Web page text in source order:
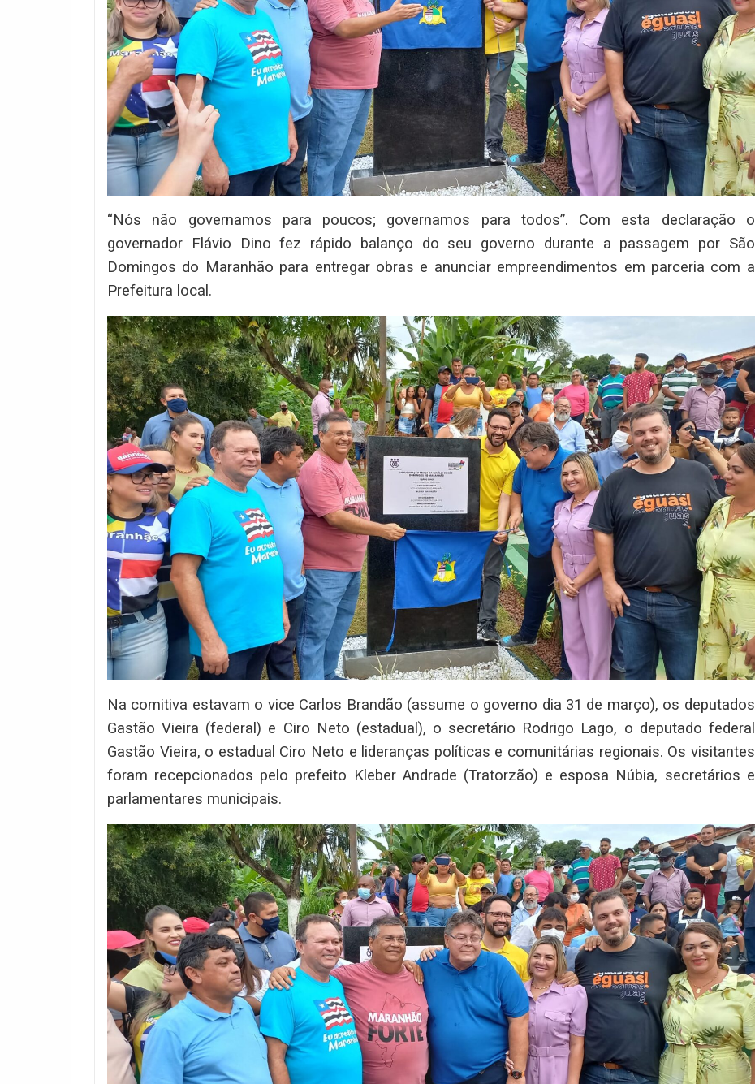
“Nós não governamos para poucos; governamos para todos”. Com esta declaração o
governador Flávio Dino fez rápido balanço do seu governo durante a passagem por São
Domingos do Maranhão para entregar obras e anunciar empreendimentos em parceria com a
Prefeitura local.
Na comitiva estavam o vice Carlos Brandão (assume o governo dia 31 de março), os deputados
Gastão Vieira (federal) e Ciro Neto (estadual), o secretário Rodrigo Lago, o deputado federal
Gastão Vieira, o estadual Ciro Neto e lideranças políticas e comunitárias regionais. Os visitantes
foram recepcionados pelo prefeito Kleber Andrade (Tratorzão) e esposa Núbia, secretários e
parlamentares municipais.